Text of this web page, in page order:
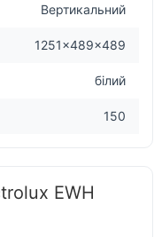
Вертикальний
1251x489x489
білий
150
EWH